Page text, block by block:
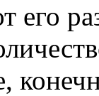
его